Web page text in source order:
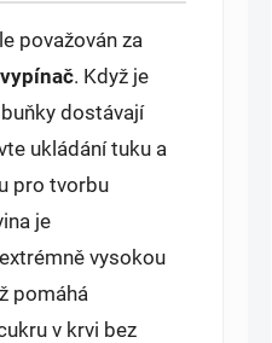
považován za
. Když je
dostávají
ukládání tuku a
pro tvorbu
je
vysokou
pomáhá
v krvi bez